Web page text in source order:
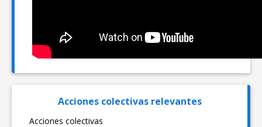
Acciones colectivas relevantes
Acciones colectivas